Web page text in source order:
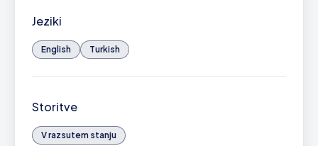
Jeziki
English Turkish
Storitve
V razsutem stanju